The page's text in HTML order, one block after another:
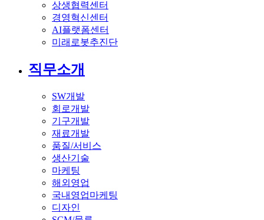
상생협력센터
경영혁신센터
AI플랫폼센터
미래로봇추진단
직무소개
SW개발
회로개발
기구개발
재료개발
품질/서비스
생산기술
마케팅
해외영업
국내영업마케팅
디자인